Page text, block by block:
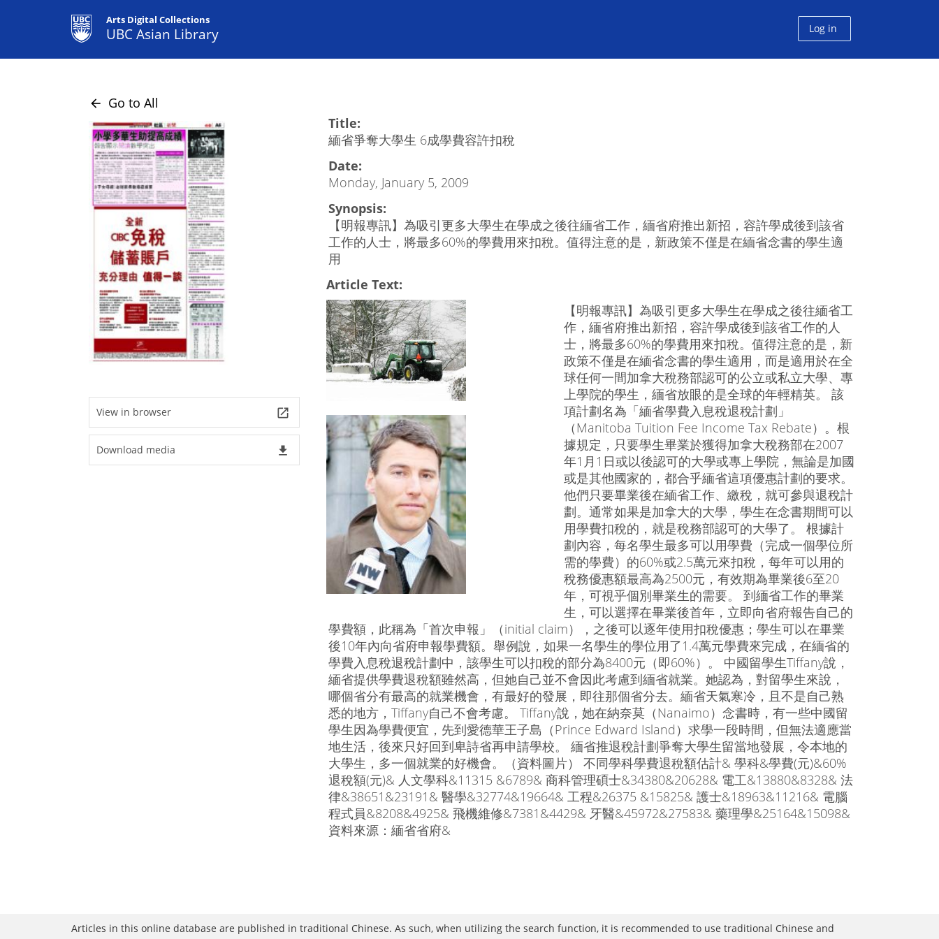
Arts Digital Collections
UBC Asian Library Log in
arrow_back Go to All
View in browser launch
Download media file_download
Title:
緬省爭奪大學生 6成學費容許扣稅
Date:
Monday, January 5, 2009
Synopsis:
【明報專訊】為吸引更多大學生在學成之後往緬省工作，緬省府推出新招，容許學成後到該省
工作的人士，將最多60%的學費用來扣稅。值得注意的是，新政策不僅是在緬省念書的學生適
用
Article Text:
【明報專訊】為吸引更多大學生在學成之後往緬省工
作，緬省府推出新招，容許學成後到該省工作的人
士，將最多60%的學費用來扣稅。值得注意的是，新
政策不僅是在緬省念書的學生適用，而是適用於在全
球任何一間加拿大稅務部認可的公立或私立大學、專
上學院的學生，緬省放眼的是全球的年輕精英。 該
項計劃名為「緬省學費入息稅退稅計劃」
（Manitoba Tuition Fee Income Tax Rebate）。根
據規定，只要學生畢業於獲得加拿大稅務部在2007
年1月1日或以後認可的大學或專上學院，無論是加國
或是其他國家的，都合乎緬省這項優惠計劃的要求。
他們只要畢業後在緬省工作、繳稅，就可參與退稅計
劃。通常如果是加拿大的大學，學生在念書期間可以
用學費扣稅的，就是稅務部認可的大學了。 根據計
劃內容，每名學生最多可以用學費（完成一個學位所
需的學費）的60%或2.5萬元來扣稅，每年可以用的
稅務優惠額最高為2500元，有效期為畢業後6至20
年，可視乎個別畢業生的需要。 到緬省工作的畢業
生，可以選擇在畢業後首年，立即向省府報告自己的
學費額，此稱為「首次申報」（initial claim），之後可以逐年使用扣稅優惠；學生可以在畢業
後10年內向省府申報學費額。舉例說，如果一名學生的學位用了1.4萬元學費來完成，在緬省的
學費入息稅退稅計劃中，該學生可以扣稅的部分為8400元（即60%）。 中國留學生Tiffany說，
緬省提供學費退稅額雖然高，但她自己並不會因此考慮到緬省就業。她認為，對留學生來說，
哪個省分有最高的就業機會，有最好的發展，即往那個省分去。緬省天氣寒冷，且不是自己熟
悉的地方，Tiffany自己不會考慮。 Tiffany說，她在納奈莫（Nanaimo）念書時，有一些中國留
學生因為學費便宜，先到愛德華王子島（Prince Edward Island）求學一段時間，但無法適應當
地生活，後來只好回到卑詩省再申請學校。 緬省推退稅計劃爭奪大學生留當地發展，令本地的
大學生，多一個就業的好機會。（資料圖片） 不同學科學費退稅額估計& 學科&學費(元)&60%
退稅額(元)& 人文學科&11315 &6789& 商科管理碩士&34380&20628& 電工&13880&8328& 法
律&38651&23191& 醫學&32774&19664& 工程&26375 &15825& 護士&18963&11216& 電腦
程式員&8208&4925& 飛機維修&7381&4429& 牙醫&45972&27583& 藥理學&25164&15098&
資料來源：緬省省府&
Articles in this online database are published in traditional Chinese. As such, when utilizing the search function, it is recommended to use traditional Chinese and